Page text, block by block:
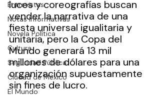
Entrevistas
Notas Informativas
Novela Política
Cultura
Seguridad Pública
Ciudad de México
El Mundo
luces y coreografías buscan
vender la narrativa de una
fiesta universal igualitaria y
unitaria, pero la Copa del
Mundo generará 13 mil
millones de dólares para una
organización supuestamente
sin fines de lucro.